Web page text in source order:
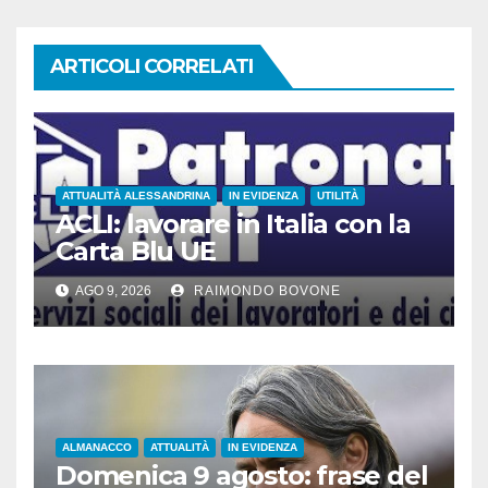
ARTICOLI CORRELATI
ATTUALITÀ ALESSANDRINA IN EVIDENZA UTILITÀ
ACLI: lavorare in Italia con la
Carta Blu UE
AGO 9, 2026 RAIMONDO BOVONE
ALMANACCO ATTUALITÀ IN EVIDENZA
Domenica 9 agosto: frase del